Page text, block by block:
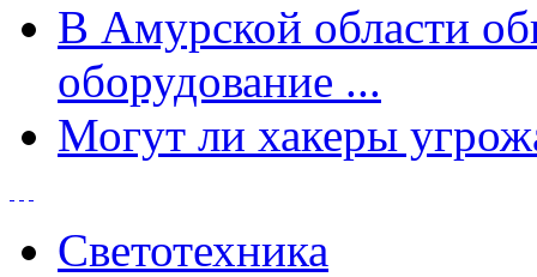
В Амурской области
оборудование ...
Могут ли хакеры
Светотехника